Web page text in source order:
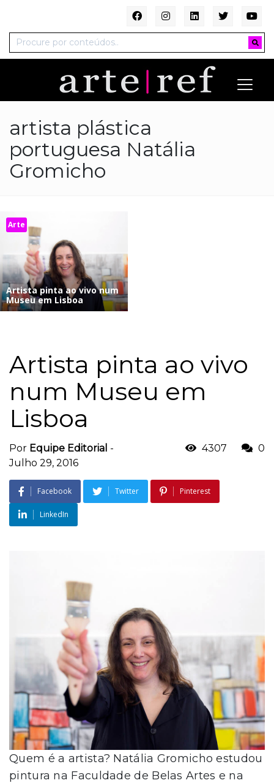
artista plástica
portuguesa Natália
Gromicho
Arte
Artista pinta ao vivo num
Museu em Lisboa
Artista pinta ao vivo
num Museu em
Lisboa
Por Equipe Editorial -
Julho 29, 2016
4307 0
Facebook Twitter Pinterest
LinkedIn
Quem é a artista? Natália Gromicho estudou
pintura na Faculdade de Belas Artes e na